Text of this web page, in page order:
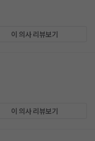
이 의사 리뷰보기
이 의사 리뷰보기